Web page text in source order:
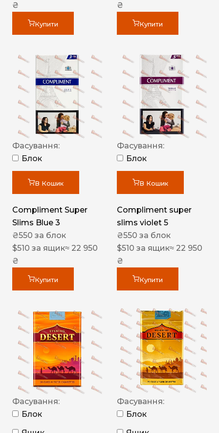
₴
Купити
₴
Купити
Фасування:
Блок
В Кошик
Compliment Super
Slims Blue 3
₴550 за блок
$510 за ящик≈ 22 950
₴
Купити
Фасування:
Блок
В Кошик
Compliment super
slims violet 5
₴550 за блок
$510 за ящик≈ 22 950
₴
Купити
Фасування:
Блок
Фасування:
Блок